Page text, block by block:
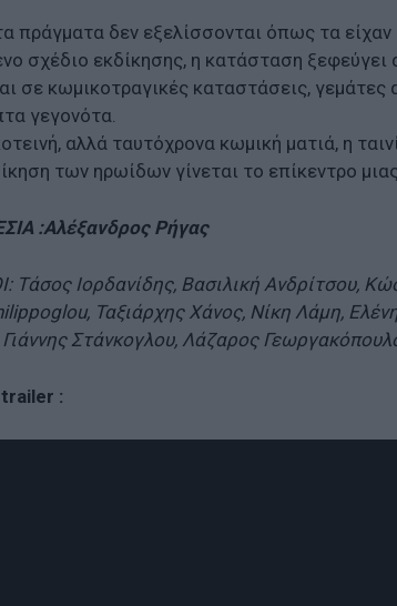
πράγματα δεν εξελίσσονται όπως τα είχαν
σχέδιο εκδίκησης, η κατάσταση ξεφεύγει
σε κωμικοτραγικές καταστάσεις,
γεγονότα.
αλλά ταυτόχρονα κωμική ματιά, η
των ηρωίδων γίνεται το επίκεντρο
:Αλέξανδρος Ρήγας
Τάσος Ιορδανίδης, Βασιλική Ανδρίτσου,
Ταξιάρχης Χάνος, Νίκη Λάμη,
Γιάννης Στάνκογλου, Λάζαρος
: